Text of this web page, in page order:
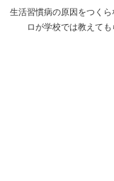
生活習慣病の原因をつく
ロが学校では教えて